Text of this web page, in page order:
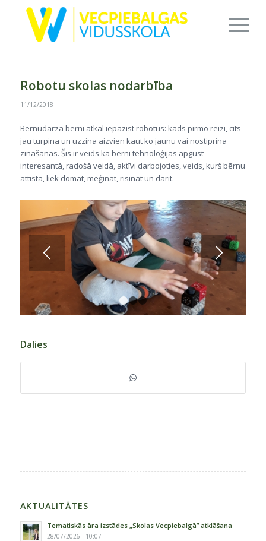
Robotu skolas nodarbība
11/12/2018
Bērnudārzā bērni atkal iepazīst robotus: kāds pirmo reizi, cits
jau turpina un uzzina aizvien kaut ko jaunu vai nostiprina
zināšanas. Šis ir veids kā bērni tehnoloģijas apgūst
interesantā, radošā veidā, aktīvi darbojoties, veids, kurš bērnu
attīsta, liek domāt, mēģināt, risināt un darīt.
1 2 3
Dalies
AKTUALITĀTES
Tematiskās āra izstādes „Skolas Vecpiebalgā” atklāšana
28/07/2026 - 10:07